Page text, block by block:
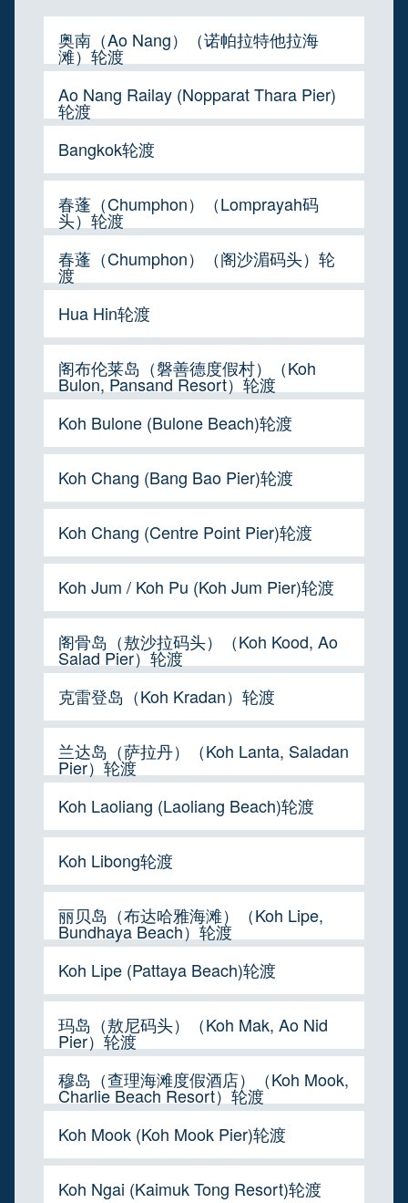
奥南（Ao Nang）（诺帕拉特他拉海
滩）轮渡
Ao Nang Railay (Nopparat Thara Pier)
轮渡
Bangkok轮渡
春蓬（Chumphon）（Lomprayah码
头）轮渡
春蓬（Chumphon）（阁沙湄码头）轮
渡
Hua Hin轮渡
阁布伦莱岛（磐善德度假村）（Koh
Bulon, Pansand Resort）轮渡
Koh Bulone (Bulone Beach)轮渡
Koh Chang (Bang Bao Pier)轮渡
Koh Chang (Centre Point Pier)轮渡
Koh Jum / Koh Pu (Koh Jum Pier)轮渡
阁骨岛（敖沙拉码头）（Koh Kood, Ao
Salad Pier）轮渡
克雷登岛（Koh Kradan）轮渡
兰达岛（萨拉丹）（Koh Lanta, Saladan
Pier）轮渡
Koh Laoliang (Laoliang Beach)轮渡
Koh Libong轮渡
丽贝岛（布达哈雅海滩）（Koh Lipe,
Bundhaya Beach）轮渡
Koh Lipe (Pattaya Beach)轮渡
玛岛（敖尼码头）（Koh Mak, Ao Nid
Pier）轮渡
穆岛（查理海滩度假酒店）（Koh Mook,
Charlie Beach Resort）轮渡
Koh Mook (Koh Mook Pier)轮渡
Koh Ngai (Kaimuk Tong Resort)轮渡